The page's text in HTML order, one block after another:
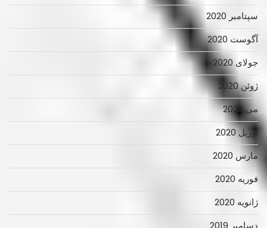
سپتامبر 2020
آگوست 2020
جولای 2020
ژوئن 2020
می 2020
آوریل 2020
مارس 2020
فوریه 2020
ژانویه 2020
دسامبر 2019